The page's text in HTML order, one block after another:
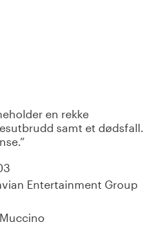
en rekke
samt et dødsfall.
Entertainment Group